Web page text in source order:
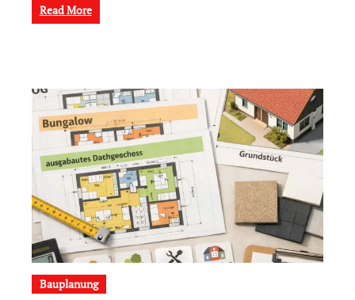
Read More
Bauplanung